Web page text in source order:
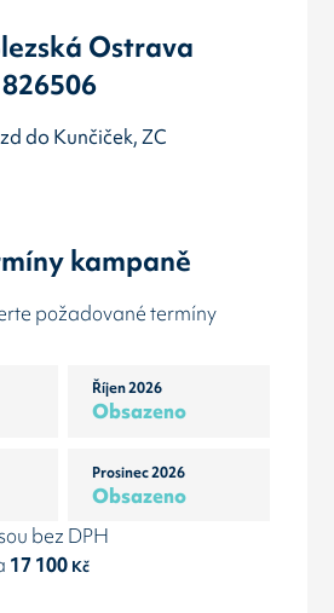
Ostrava
do Kunčiček, ZC
kampaně
požadované termíny
Říjen 2026
Obsazeno
Prosinec 2026
Obsazeno
bez DPH
17 100Kč